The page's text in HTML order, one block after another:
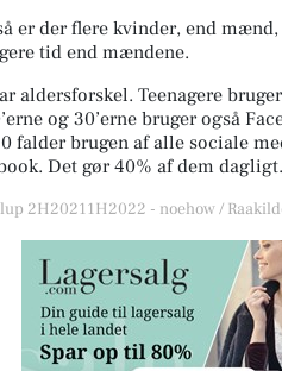
er der flere kvinder, end
tid end mændene.
aldersforskel. Teenagere
og 30’erne bruger også
falder brugen af alle sociale
Det gør 40% af dem dagligt.
2H20211H2022 - noehow /